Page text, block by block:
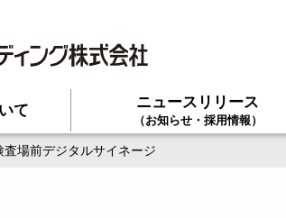
て ニュースリリース
（お知らせ・採用情報）
査場前デジタルサイネージ